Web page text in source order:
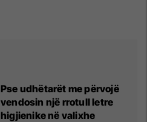
Pse udhëtarët me përvojë
vendosin një rrotull letre
higjienike në valixhe